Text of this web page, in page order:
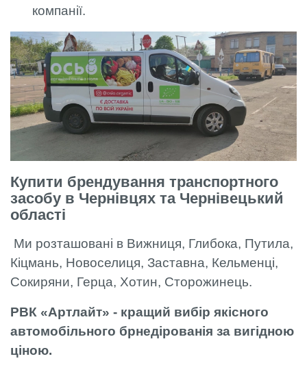
компанії.
Купити брендування транспортного
засобу в Чернівцях та Чернівецький
області
Ми розташовані в Вижниця, Глибока, Путила,
Кіцмань, Новоселиця, Заставна, Кельменці,
Сокиряни, Герца, Хотин, Сторожинець.
РВК «Артлайт» - кращий вибір якісного
автомобільного брнедірованія за вигідною
ціною.